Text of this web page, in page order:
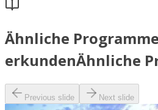
Ähnliche Programme
erkundenÄhnliche
Previous slide Next slide